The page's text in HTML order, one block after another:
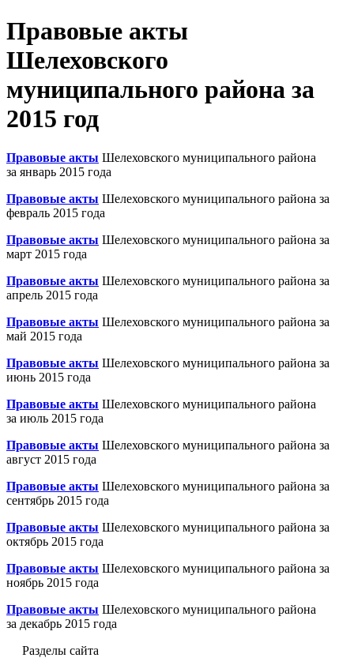
Правовые акты
Шелеховского
муниципального района за
2015 год
Правовые акты Шелеховского муниципального района
за январь 2015 года
Правовые акты Шелеховского муниципального района за
февраль 2015 года
Правовые акты Шелеховского муниципального района за
март 2015 года
Правовые акты Шелеховского муниципального района за
апрель 2015 года
Правовые акты Шелеховского муниципального района за
май 2015 года
Правовые акты Шелеховского муниципального района за
июнь 2015 года
Правовые акты Шелеховского муниципального района
за июль 2015 года
Правовые акты Шелеховского муниципального района за
август 2015 года
Правовые акты Шелеховского муниципального района за
сентябрь 2015 года
Правовые акты Шелеховского муниципального района за
октябрь 2015 года
Правовые акты Шелеховского муниципального района за
ноябрь 2015 года
Правовые акты Шелеховского муниципального района
за декабрь 2015 года
Разделы сайта